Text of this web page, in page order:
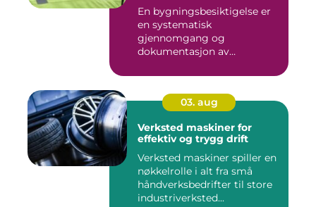
En bygningsbesiktigelse er
en systematisk
gjennomgang og
dokumentasjon av
konstruksjone...
03. aug
Verksted maskiner for
effektiv og trygg drift
Verksted maskiner spiller en
nøkkelrolle i alt fra små
håndverksbedrifter til store
industriverksted...